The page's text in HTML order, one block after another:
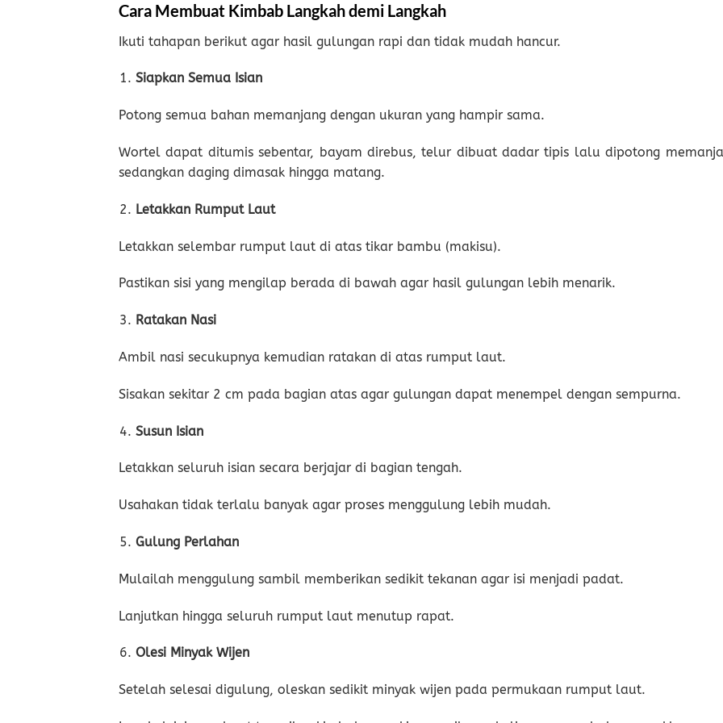
Cara Membuat Kimbab Langkah demi Langkah
Ikuti tahapan berikut agar hasil gulungan rapi dan tidak mudah hancur.
Siapkan Semua Isian
Potong semua bahan memanjang dengan ukuran yang hampir sama.
Wortel dapat ditumis sebentar, bayam direbus, telur dibuat dadar tipis lalu dipotong
sedangkan daging dimasak hingga matang.
Letakkan Rumput Laut
Letakkan selembar rumput laut di atas tikar bambu (makisu).
Pastikan sisi yang mengilap berada di bawah agar hasil gulungan lebih menarik.
Ratakan Nasi
Ambil nasi secukupnya kemudian ratakan di atas rumput laut.
Sisakan sekitar 2 cm pada bagian atas agar gulungan dapat menempel dengan sempurna.
Susun Isian
Letakkan seluruh isian secara berjajar di bagian tengah.
Usahakan tidak terlalu banyak agar proses menggulung lebih mudah.
Gulung Perlahan
Mulailah menggulung sambil memberikan sedikit tekanan agar isi menjadi padat.
Lanjutkan hingga seluruh rumput laut menutup rapat.
Olesi Minyak Wijen
Setelah selesai digulung, oleskan sedikit minyak wijen pada permukaan rumput laut.